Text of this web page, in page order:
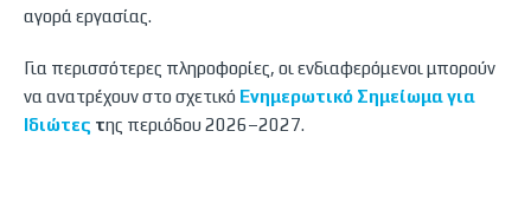
αγορά εργασίας.
Για περισσότερες πληροφορίες, οι ενδιαφερόμενοι μπορούν
να ανατρέχουν στο σχετικό Ενημερωτικό Σημείωμα για
Ιδιώτες της περιόδου 2026–2027.